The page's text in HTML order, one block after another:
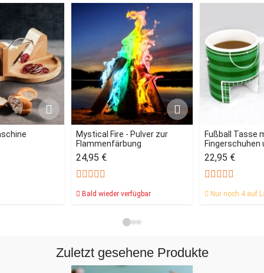
Mystical Fire - Pulver zur
Flammenfärbung
24,95 €
Bald wieder verfügbar
Fußball Tasse
Fingerschuhen
22,95 €
Nur noch 4 auf
Zuletzt gesehene Produkte